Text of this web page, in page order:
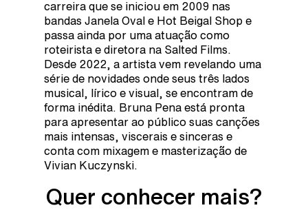
carreira que se iniciou em 2009 nas
bandas Janela Oval e Hot Beigal Shop e
passa ainda por uma atuação como
roteirista e diretora na Salted Films.
Desde 2022, a artista vem revelando uma
série de novidades onde seus três lados
musical, lírico e visual, se encontram de
forma inédita. Bruna Pena está pronta
para apresentar ao público suas canções
mais intensas, viscerais e sinceras e
conta com mixagem e masterização de
Vivian Kuczynski.
Quer conhecer mais?